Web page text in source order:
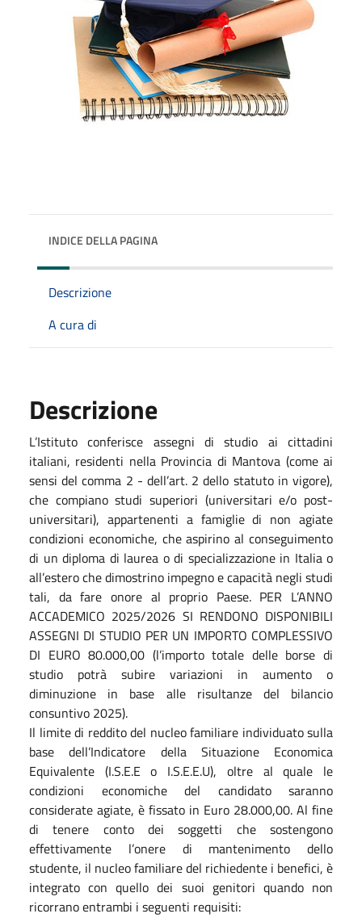
INDICE DELLA PAGINA
Descrizione
A cura di
Descrizione
L’Istituto conferisce assegni di studio ai cittadini
italiani, residenti nella Provincia di Mantova (come ai
sensi del comma 2 - dell’art. 2 dello statuto in vigore),
che compiano studi superiori (universitari e/o post-
universitari), appartenenti a famiglie di non agiate
condizioni economiche, che aspirino al conseguimento
di un diploma di laurea o di specializzazione in Italia o
all’estero che dimostrino impegno e capacità negli studi
tali, da fare onore al proprio Paese. PER L’ANNO
ACCADEMICO 2025/2026 SI RENDONO DISPONIBILI
ASSEGNI DI STUDIO PER UN IMPORTO COMPLESSIVO
DI EURO 80.000,00 (l’importo totale delle borse di
studio potrà subire variazioni in aumento o
diminuzione in base alle risultanze del bilancio
consuntivo 2025).
Il limite di reddito del nucleo familiare individuato sulla
base dell’Indicatore della Situazione Economica
Equivalente (I.S.E.E o I.S.E.E.U), oltre al quale le
condizioni economiche del candidato saranno
considerate agiate, è fissato in Euro 28.000,00. Al fine
di tenere conto dei soggetti che sostengono
effettivamente l’onere di mantenimento dello
studente, il nucleo familiare del richiedente i benefici, è
integrato con quello dei suoi genitori quando non
ricorrano entrambi i seguenti requisiti: